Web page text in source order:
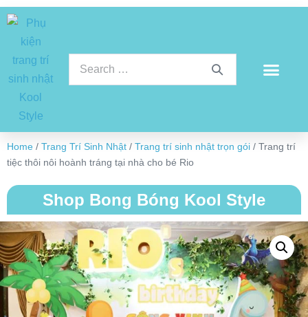
Home / Trang Trí Sinh Nhật / Trang trí sinh nhật trọn gói / Trang trí
tiệc thôi nôi hoành tráng tại nhà cho bé Rio
Shop Bong Bóng Kool Style